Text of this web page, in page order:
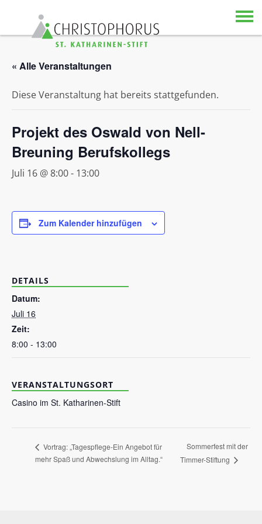
Skip to content
« Alle Veranstaltungen
Diese Veranstaltung hat bereits stattgefunden.
Projekt des Oswald von Nell-
Breuning Berufskollegs
Juli 16 @ 8:00- 13:00
Zum Kalender hinzufügen
DETAILS
Datum:
Juli 16
Zeit:
8:00 - 13:00
VERANSTALTUNGSORT
Casino im St. Katharinen-Stift
Vortrag: „Tagespflege-Ein Angebot für
mehr Spaß und Abwechslung im Alltag.“
Sommerfest mit der
Timmer-Stiftung